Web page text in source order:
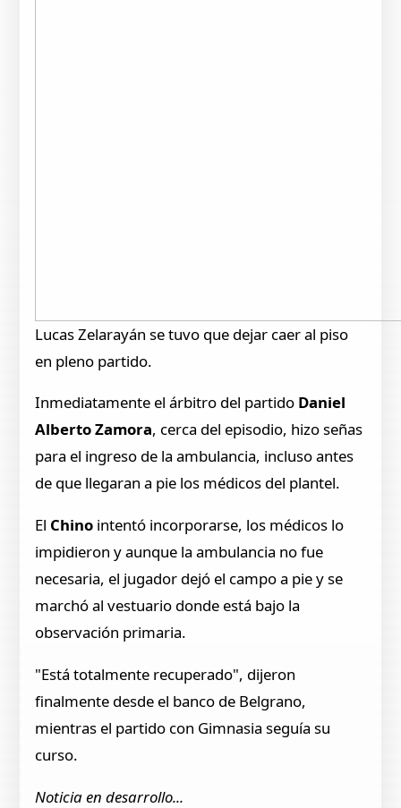
Lucas Zelarayán se tuvo que dejar caer al piso
en pleno partido.
Inmediatamente el árbitro del partido Daniel
Alberto Zamora, cerca del episodio, hizo señas
para el ingreso de la ambulancia, incluso antes
de que llegaran a pie los médicos del plantel.
El Chino intentó incorporarse, los médicos lo
impidieron y aunque la ambulancia no fue
necesaria, el jugador dejó el campo a pie y se
marchó al vestuario donde está bajo la
observación primaria.
"Está totalmente recuperado", dijeron
finalmente desde el banco de Belgrano,
mientras el partido con Gimnasia seguía su
curso.
Noticia en desarrollo...